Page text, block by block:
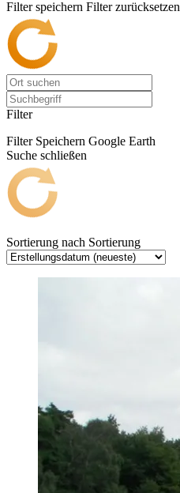
Filter speichern Filter zurücksetzen
Filter
Filter Speichern Google Earth
Suche schließen
Sortierung nach Sortierung